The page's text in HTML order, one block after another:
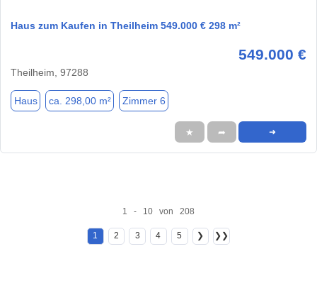
Haus zum Kaufen in Theilheim 549.000 € 298 m²
549.000 €
Theilheim, 97288
Haus ca. 298,00 m² Zimmer 6
★ ➦ ➜
1 - 10 von 208
1 2 3 4 5 ❯ ❯❯